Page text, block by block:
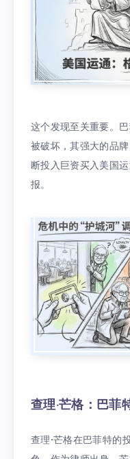
这个发现至关重要。
被破坏，其强大的品
断投入巨资买入美国
报。
查理·芒格：巴菲
查理·芒格在巴菲特的